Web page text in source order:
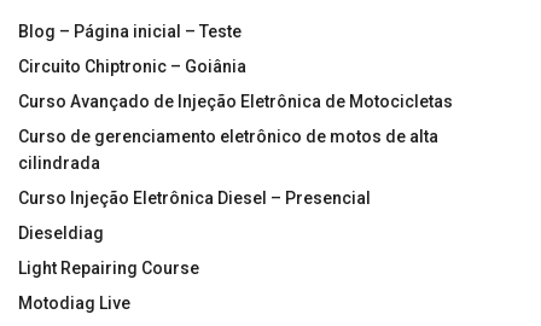
Blog – Página inicial – Teste
Circuito Chiptronic – Goiânia
Curso Avançado de Injeção Eletrônica de Motocicletas
Curso de gerenciamento eletrônico de motos de alta
cilindrada
Curso Injeção Eletrônica Diesel – Presencial
Dieseldiag
Light Repairing Course
Motodiag Live